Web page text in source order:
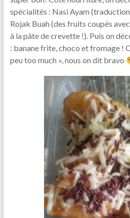
spécialités : Nasi Ayam
Rojak Buah (des fruits coupés
à la pâte de crevette !). Puis on
: banane frite, choco et fromage !
peu too much », nous on dit bravo